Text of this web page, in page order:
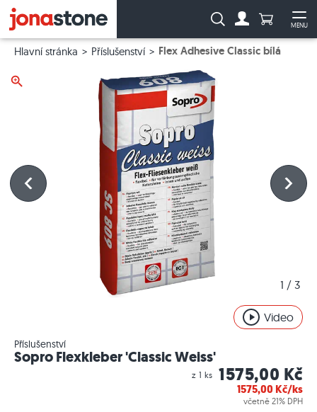
MENU
Vyhledávání:Počet
Hlavní stránka Příslušenství Flex Adhesive Classic bílá
1 / 3
Video
Příslušenství
Sopro Flexkleber 'Classic Weiss'
z 1 ks 1575,00 Kč
1575,00 Kč/ks
včetně 21% DPH